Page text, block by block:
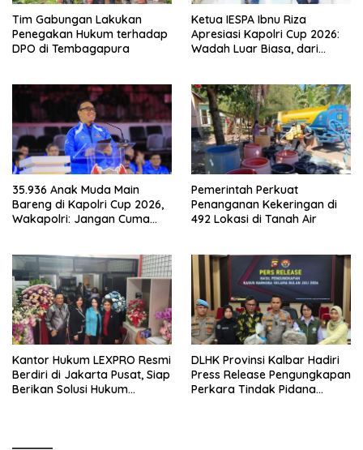
Tim Gabungan Lakukan
Penegakan Hukum terhadap
DPO di Tembagapura
Ketua IESPA Ibnu Riza
Apresiasi Kapolri Cup 2026:
Wadah Luar Biasa, dari
35.936 Anak Muda Main
Bareng di Kapolri Cup 2026,
Wakapolri: Jangan Cuma
Pemerintah Perkuat
Penanganan Kekeringan di
492 Lokasi di Tanah Air
Kantor Hukum LEXPRO Resmi
Berdiri di Jakarta Pusat, Siap
Berikan Solusi Hukum
DLHK Provinsi Kalbar Hadiri
Press Release Pengungkapan
Perkara Tindak Pidana